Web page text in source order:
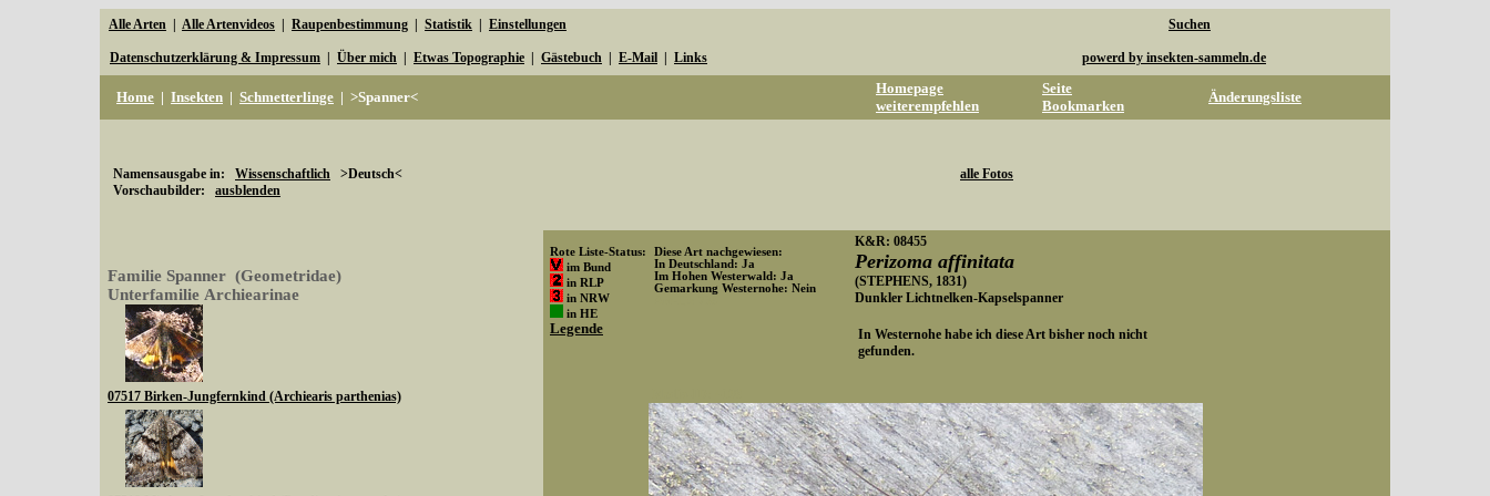
Alle Arten Alle Artenvideos Raupenbestimmung Statistik Einstellungen Suchen
Datenschutzerklärung & Impressum Über mich Etwas Topographie Gästebuch E-Mail Links powerd by insekten-sammeln.de
Home | Insekten | Schmetterlinge | >Spanner<
Homepage
weiterempfehlen
Seite
Bookmarken
Änderungsliste
Namensausgabe in: Wissenschaftlich >Deutsch<
Vorschaubilder: ausblenden
alle Fotos
Familie Spanner (Geometridae)
Unterfamilie Archiearinae
07517 Birken-Jungfernkind (Archiearis parthenias)
Rote Liste-Status:
im Bund
in RLP
in NRW
in HE
Legende
Diese Art nachgewiesen:
In Deutschland: Ja
Im Hohen Westerwald: Ja
Gemarkung Westernohe: Nein
K&R: 08455
Perizoma affinitata
(STEPHENS, 1831)
Dunkler Lichtnelken-Kapselspanner
In Westernohe habe ich diese Art bisher noch nicht
gefunden.